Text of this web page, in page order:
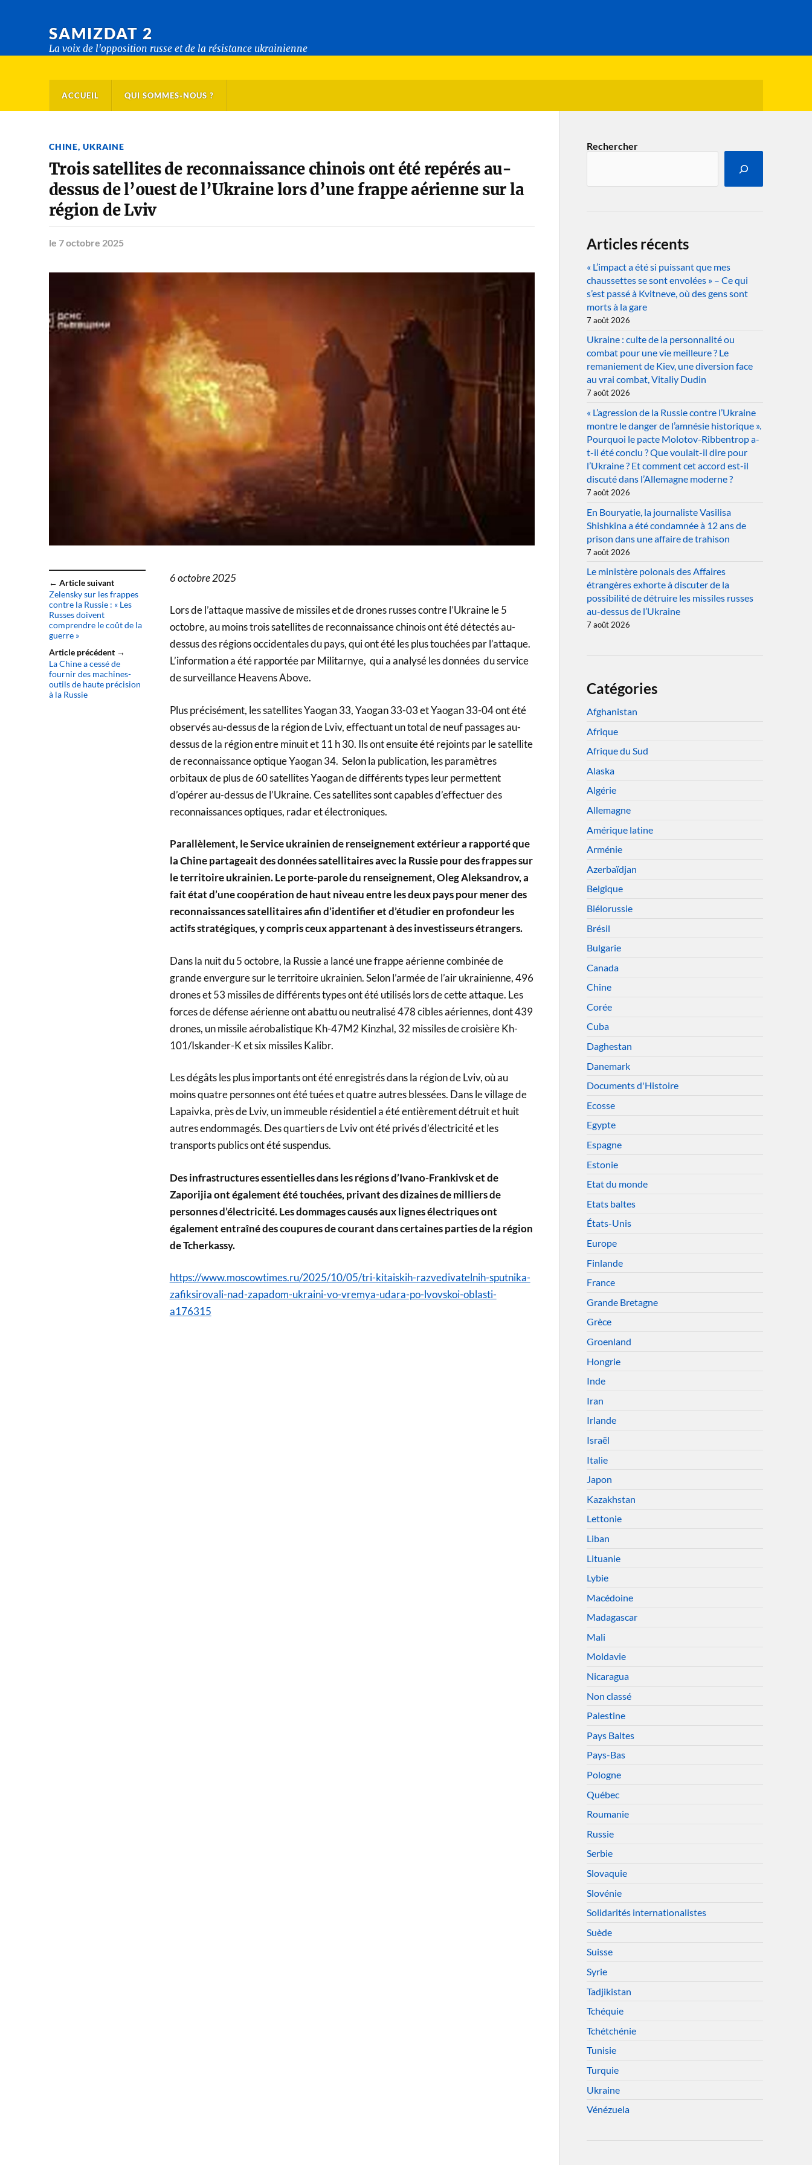
SAMIZDAT 2
La voix de l'opposition russe et de la résistance ukrainienne
ACCUEIL QUI SOMMES-NOUS ?
CHINE, UKRAINE
Trois satellites de reconnaissance chinois ont été repérés au-
dessus de l’ouest de l’Ukraine lors d’une frappe aérienne sur la
région de Lviv
le 7 octobre 2025
← Article suivant
Zelensky sur les frappes
contre la Russie : « Les
Russes doivent
comprendre le coût de la
guerre »
Article précédent →
La Chine a cessé de
fournir des machines-
outils de haute précision
à la Russie
6 octobre 2025
Lors de l’attaque massive de missiles et de drones russes contre l’Ukraine le 5
octobre, au moins trois satellites de reconnaissance chinois ont été détectés au-
dessus des régions occidentales du pays, qui ont été les plus touchées par l’attaque.
L’information a été rapportée par Militarnye, qui a analysé les données du service
de surveillance Heavens Above.
Plus précisément, les satellites Yaogan 33, Yaogan 33-03 et Yaogan 33-04 ont été
observés au-dessus de la région de Lviv, effectuant un total de neuf passages au-
dessus de la région entre minuit et 11 h 30. Ils ont ensuite été rejoints par le satellite
de reconnaissance optique Yaogan 34. Selon la publication, les paramètres
orbitaux de plus de 60 satellites Yaogan de différents types leur permettent
d’opérer au-dessus de l’Ukraine. Ces satellites sont capables d’effectuer des
reconnaissances optiques, radar et électroniques.
Parallèlement, le Service ukrainien de renseignement extérieur a rapporté que
la Chine partageait des données satellitaires avec la Russie pour des frappes sur
le territoire ukrainien. Le porte-parole du renseignement, Oleg Aleksandrov, a
fait état d’une coopération de haut niveau entre les deux pays pour mener des
reconnaissances satellitaires afin d’identifier et d’étudier en profondeur les
actifs stratégiques, y compris ceux appartenant à des investisseurs étrangers.
Dans la nuit du 5 octobre, la Russie a lancé une frappe aérienne combinée de
grande envergure sur le territoire ukrainien. Selon l’armée de l’air ukrainienne, 496
drones et 53 missiles de différents types ont été utilisés lors de cette attaque. Les
forces de défense aérienne ont abattu ou neutralisé 478 cibles aériennes, dont 439
drones, un missile aérobalistique Kh-47M2 Kinzhal, 32 missiles de croisière Kh-
101/Iskander-K et six missiles Kalibr.
Les dégâts les plus importants ont été enregistrés dans la région de Lviv, où au
moins quatre personnes ont été tuées et quatre autres blessées. Dans le village de
Lapaivka, près de Lviv, un immeuble résidentiel a été entièrement détruit et huit
autres endommagés. Des quartiers de Lviv ont été privés d’électricité et les
transports publics ont été suspendus.
Des infrastructures essentielles dans les régions d’Ivano-Frankivsk et de
Zaporijia ont également été touchées, privant des dizaines de milliers de
personnes d’électricité. Les dommages causés aux lignes électriques ont
également entraîné des coupures de courant dans certaines parties de la région
de Tcherkassy.
https://www.moscowtimes.ru/2025/10/05/tri-kitaiskih-razvedivatelnih-sputnika-
zafiksirovali-nad-zapadom-ukraini-vo-vremya-udara-po-lvovskoi-oblasti-
a176315
Rechercher
Articles récents
« L’impact a été si puissant que mes
chaussettes se sont envolées » – Ce qui
s’est passé à Kvitneve, où des gens sont
morts à la gare
7 août 2026
Ukraine : culte de la personnalité ou
combat pour une vie meilleure ? Le
remaniement de Kiev, une diversion face
au vrai combat, Vitaliy Dudin
7 août 2026
« L’agression de la Russie contre l’Ukraine
montre le danger de l’amnésie historique ».
Pourquoi le pacte Molotov-Ribbentrop a-
t-il été conclu ? Que voulait-il dire pour
l’Ukraine ? Et comment cet accord est-il
discuté dans l’Allemagne moderne ?
7 août 2026
En Bouryatie, la journaliste Vasilisa
Shishkina a été condamnée à 12 ans de
prison dans une affaire de trahison
7 août 2026
Le ministère polonais des Affaires
étrangères exhorte à discuter de la
possibilité de détruire les missiles russes
au-dessus de l’Ukraine
7 août 2026
Catégories
Afghanistan
Afrique
Afrique du Sud
Alaska
Algérie
Allemagne
Amérique latine
Arménie
Azerbaïdjan
Belgique
Biélorussie
Brésil
Bulgarie
Canada
Chine
Corée
Cuba
Daghestan
Danemark
Documents d'Histoire
Ecosse
Egypte
Espagne
Estonie
Etat du monde
Etats baltes
États-Unis
Europe
Finlande
France
Grande Bretagne
Grèce
Groenland
Hongrie
Inde
Iran
Irlande
Israël
Italie
Japon
Kazakhstan
Lettonie
Liban
Lituanie
Lybie
Macédoine
Madagascar
Mali
Moldavie
Nicaragua
Non classé
Palestine
Pays Baltes
Pays-Bas
Pologne
Québec
Roumanie
Russie
Serbie
Slovaquie
Slovénie
Solidarités internationalistes
Suède
Suisse
Syrie
Tadjikistan
Tchéquie
Tchétchénie
Tunisie
Turquie
Ukraine
Vénézuela